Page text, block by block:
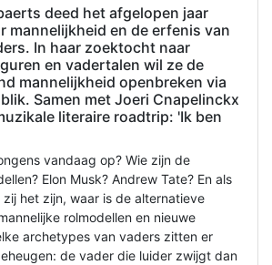
deed het afgelopen jaar
mannelijkheid en de erfenis van
In haar zoektocht naar
en vadertalen wil ze de
mannelijkheid openbreken via
Samen met Joeri Cnapelinckx
literaire roadtrip: 'Ik ben
vandaag op? Wie zijn de
Elon Musk? Andrew Tate? En als
het zijn, waar is de alternatieve
rolmodellen en nieuwe
archetypes van vaders zitten er
de vader die luider zwijgt dan